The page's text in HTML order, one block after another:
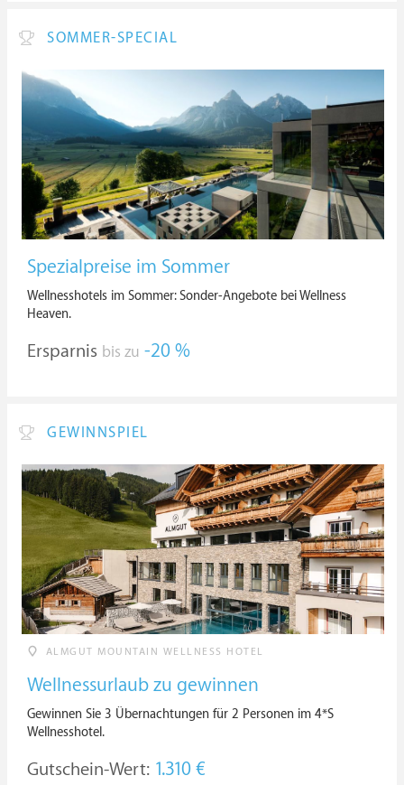
SOMMER-SPECIAL
Spezialpreise im Sommer
Wellnesshotels im Sommer: Sonder-Angebote bei Wellness
Heaven.
Ersparnis bis zu -20 %
GEWINNSPIEL
ALMGUT MOUNTAIN WELLNESS HOTEL
Wellnessurlaub zu gewinnen
Gewinnen Sie 3 Übernachtungen für 2 Personen im 4*S
Wellnesshotel.
Gutschein-Wert: 1.310 €